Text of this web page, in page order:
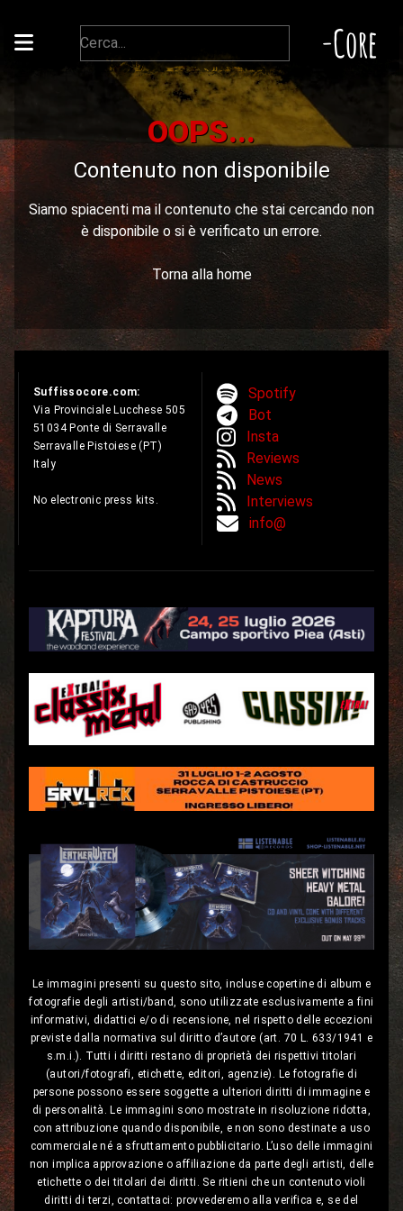
-Core
OOPS...
Contenuto non disponibile
Siamo spiacenti ma il contenuto che stai cercando non
è disponibile o si è verificato un errore.
Torna alla home
Suffissocore.com:
Via Provinciale Lucchese 505
51034 Ponte di Serravalle
Serravalle Pistoiese (PT)
Italy
No electronic press kits.
Spotify
Bot
Insta
Reviews
News
Interviews
info@
Le immagini presenti su questo sito, incluse copertine di album e
fotografie degli artisti/band, sono utilizzate esclusivamente a fini
informativi, didattici e/o di recensione, nel rispetto delle eccezioni
previste dalla normativa sul diritto d’autore (art. 70 L. 633/1941 e
s.m.i.). Tutti i diritti restano di proprietà dei rispettivi titolari
(autori/fotografi, etichette, editori, agenzie). Le fotografie di
persone possono essere soggette a ulteriori diritti di immagine e
di personalità. Le immagini sono mostrate in risoluzione ridotta,
con attribuzione quando disponibile, e non sono destinate a uso
commerciale né a sfruttamento pubblicitario. L’uso delle immagini
non implica approvazione o affiliazione da parte degli artisti, delle
etichette o dei titolari dei diritti. Se ritieni che un contenuto violi
diritti di terzi, contattaci: provvederemo alla verifica e, se del